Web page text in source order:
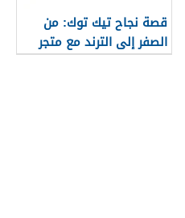
قصة نجاح تيك توك: من
الصفر إلى الترند مع متجر
A2G